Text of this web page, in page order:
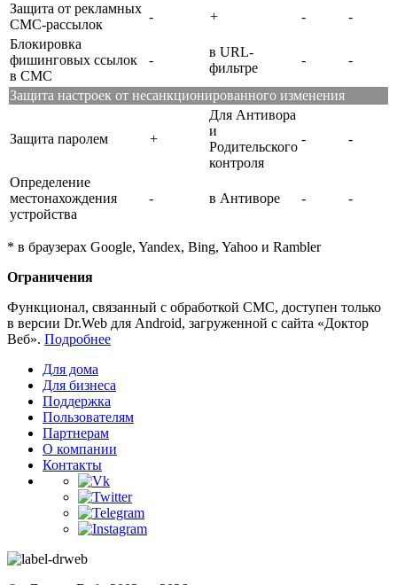
Защита от рекламных
СМС-рассылок
- + -
-
Блокировка
фишинговых ссылок
в СМС
-
в URL-
фильтре
- -
Защита настроек от несанкционированного изменения
Защита паролем +
Для Антивора
и
Родительского
контроля
- -
Определение
местонахождения
устройства
- в Антиворе - -
* в браузерах Google, Yandex, Bing, Yahoo и Rambler
Ограничения
Функционал, связанный с обработкой СМС, доступен только
в версии Dr.Web для Android, загруженной с сайта «Доктор
Веб». Подробнее
Для дома
Для бизнеса
Поддержка
Пользователям
Партнерам
О компании
Контакты